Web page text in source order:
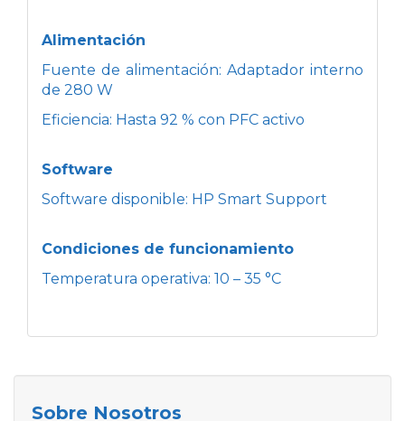
Alimentación
Fuente de alimentación: Adaptador interno
de 280 W
Eficiencia: Hasta 92 % con PFC activo
Software
Software disponible: HP Smart Support
Condiciones de funcionamiento
Temperatura operativa: 10 – 35 °C
Sobre Nosotros